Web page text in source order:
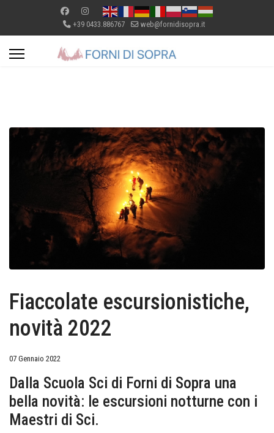
+39 0433.886767 web@fornidisopra.it
Fiaccolate escursionistiche,
novità 2022
07 Gennaio 2022
Dalla Scuola Sci di Forni di Sopra una
bella novità: le escursioni notturne con i
Maestri di Sci.